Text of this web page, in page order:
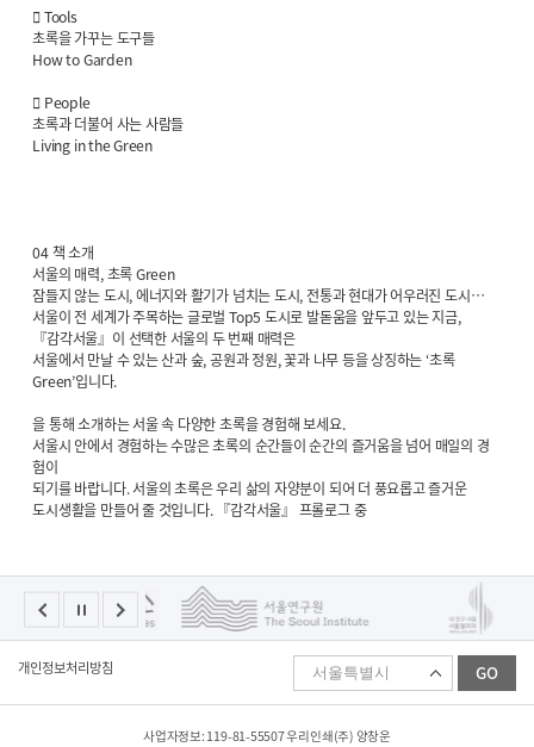
 Tools
초록을 가꾸는 도구들
How to Garden
 People
초록과 더불어 사는 사람들
Living in the Green
04 책 소개
서울의 매력, 초록 Green
잠들지 않는 도시, 에너지와 활기가 넘치는 도시, 전통과 현대가 어우러진 도시…
서울이 전 세계가 주목하는 글로벌 Top5 도시로 발돋움을 앞두고 있는 지금,
『감각서울』이 선택한 서울의 두 번째 매력은
서울에서 만날 수 있는 산과 숲, 공원과 정원, 꽃과 나무 등을 상징하는 ‘초록
Green’입니다.
을 통해 소개하는 서울 속 다양한 초록을 경험해 보세요.
서울시 안에서 경험하는 수많은 초록의 순간들이 순간의 즐거움을 넘어 매일의 경
험이
되기를 바랍니다. 서울의 초록은 우리 삶의 자양분이 되어 더 풍요롭고 즐거운
도시생활을 만들어 줄 것입니다. 『감각서울』 프롤로그 중
개인정보처리방침
패
리
이
GO
사업자정보: 119-81-55507 우리인쇄(주) 양창운